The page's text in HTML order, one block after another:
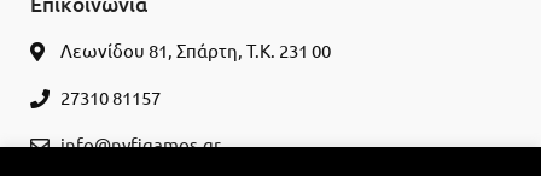
Επικοινωνία
Λεωνίδου 81, Σπάρτη, Τ.Κ. 231 00
27310 81157
info@nyfigamos.gr